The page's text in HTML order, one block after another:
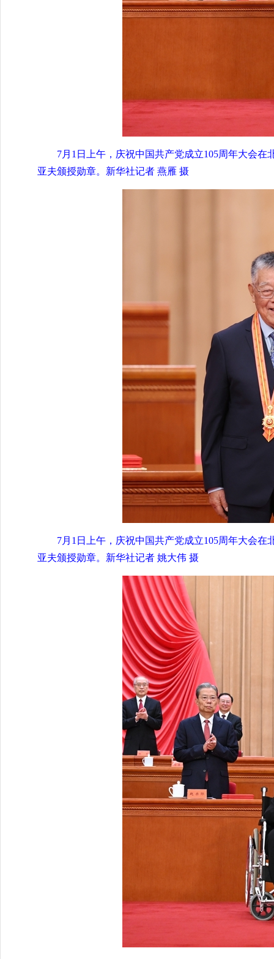
7月1日上午，庆祝中国共产党成立105周年大会
亚夫颁授勋章。新华社记者 燕雁 摄
7月1日上午，庆祝中国共产党成立105周年大会
亚夫颁授勋章。新华社记者 姚大伟 摄